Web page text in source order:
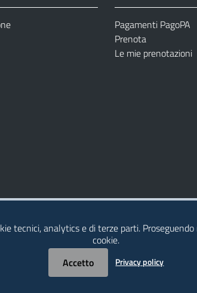
Pagamenti PagoPA
Prenota
Le mie prenotazioni
tecnici, analytics e di terze parti.
cookie.
Accetto
Privacy policy